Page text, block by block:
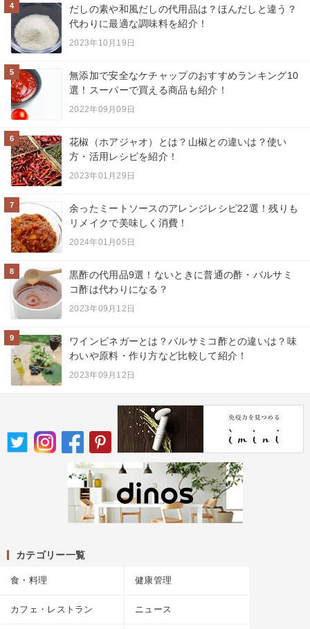
4
だしの素や和風だしの代用品は？ほんだしと違う？
代わりに最適な調味料を紹介！
2023年10月19日
5
無添加で安全なケチャップのおすすめランキング10
選！スーパーで買える商品も紹介！
2022年09月09日
6
花椒（ホアジャオ）とは？山椒との違いは？使い
方・活用レシピを紹介！
2023年01月29日
7
余ったミートソースのアレンジレシピ22選！残りも
リメイクで美味しく消費！
2024年01月05日
8
黒酢の代用品9選！ないときに普通の酢・バルサミ
コ酢は代わりになる？
2023年09月12日
9
ワインビネガーとは？バルサミコ酢との違いは？味
わいや原料・作り方など比較して紹介！
2023年09月12日
カテゴリー一覧
食・料理 健康管理
カフェ・レストラン ニュース